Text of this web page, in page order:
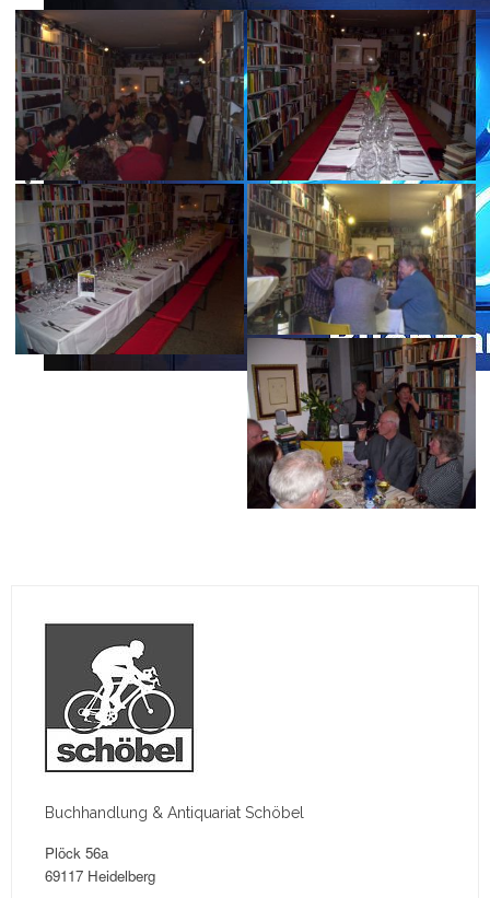
Buchhandlung & Antiquariat Schöbel
Plöck 56a
69117 Heidelberg